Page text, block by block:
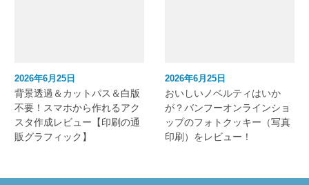
2026年6月25日
背景透過＆カットパス＆白版
不要！スマホから作れるアク
スタ作成レビュー【印刷の通
販グラフィック】
2026年6月25日
おいしいノベルティはいか
が？バンフーオンラインショ
ップのフォトクッキー（写真
印刷）をレビュー！